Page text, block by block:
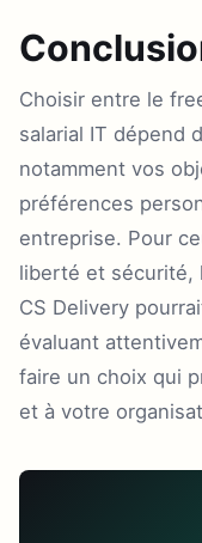
Choisir entre le
salarial IT dépend
notamment vos
préférences
entreprise. Pour
liberté et sécurité,
CS Delivery
évaluant
faire un choix qui
et à votre